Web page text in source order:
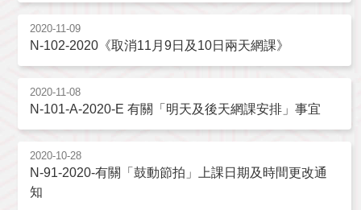
2020-11-09
N-102-2020《取消11月9日及10日兩天網課》
2020-11-08
N-101-A-2020-E 有關「明天及後天網課安排」事宜
2020-10-28
N-91-2020-有關「鼓動節拍」上課日期及時間更改通
知